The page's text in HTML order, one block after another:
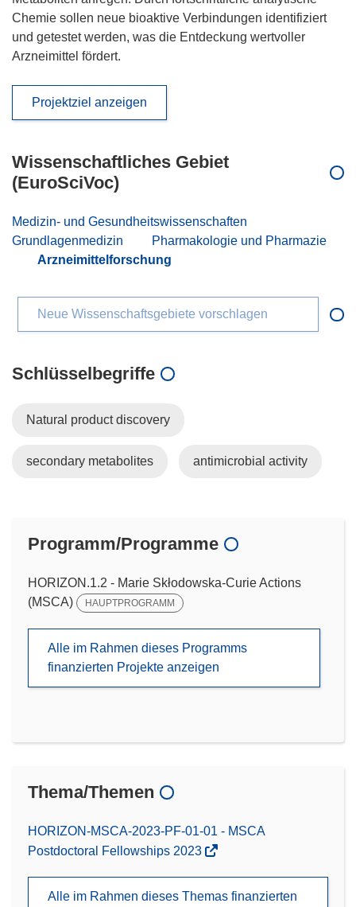
Chemie sollen neue bioaktive Verbindungen identifiziert
und getestet werden, was die Entdeckung wertvoller
Arzneimittel fördert.
Projektziel anzeigen
Wissenschaftliches Gebiet
(EuroSciVoc)
Medizin- und Gesundheitswissenschaften
Grundlagenmedizin
Pharmakologie und Pharmazie
Arzneimittelforschung
Neue Wissenschaftsgebiete vorschlagen
Schlüsselbegriffe
Natural product discovery
secondary metabolites antimicrobial activity
Programm/Programme
HORIZON.1.2 - Marie Skłodowska-Curie Actions
(MSCA)
HAUPTPROGRAMM
Alle im Rahmen dieses Programms
finanzierten Projekte anzeigen
Thema/Themen
HORIZON-MSCA-2023-PF-01-01 - MSCA
Postdoctoral Fellowships 2023
Alle im Rahmen dieses Themas finanzierten